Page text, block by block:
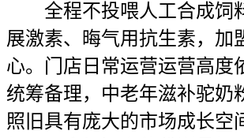
全程不投喂人工合成饲
展激素、晦气用抗生素，加
心。门店日常运营运营高度
统筹备理，中老年滋补驼奶
照旧具有庞大的市场成长空